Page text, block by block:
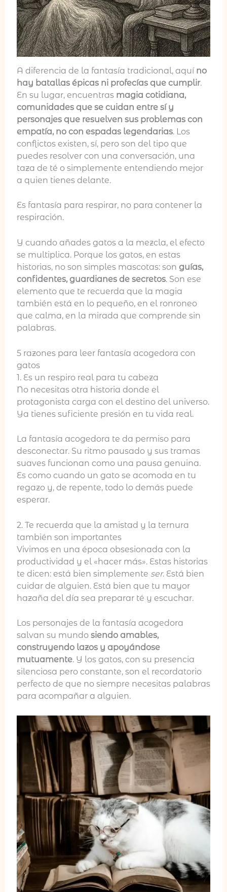
A diferencia de la fantasía tradicional, aquí no
hay batallas épicas ni profecías que cumplir.
En su lugar, encuentras magia cotidiana,
comunidades que se cuidan entre sí y
personajes que resuelven sus problemas con
empatía, no con espadas legendarias. Los
conflictos existen, sí, pero son del tipo que
puedes resolver con una conversación, una
taza de té o simplemente entendiendo mejor
a quien tienes delante.
Es fantasía para respirar, no para contener la
respiración.
Y cuando añades gatos a la mezcla, el efecto
se multiplica. Porque los gatos, en estas
historias, no son simples mascotas: son guías,
confidentes, guardianes de secretos. Son ese
elemento que te recuerda que la magia
también está en lo pequeño, en el ronroneo
que calma, en la mirada que comprende sin
palabras.
5 razones para leer fantasía acogedora con
gatos
1. Es un respiro real para tu cabeza
No necesitas otra historia donde el
protagonista carga con el destino del universo.
Ya tienes suficiente presión en tu vida real.
La fantasía acogedora te da permiso para
desconectar. Su ritmo pausado y sus tramas
suaves funcionan como una pausa genuina.
Es como cuando un gato se acomoda en tu
regazo y, de repente, todo lo demás puede
esperar.
2. Te recuerda que la amistad y la ternura
también son importantes
Vivimos en una época obsesionada con la
productividad y el «hacer más». Estas historias
te dicen: está bien simplemente ser. Está bien
cuidar de alguien. Está bien que tu mayor
hazaña del día sea preparar té y escuchar.
Los personajes de la fantasía acogedora
salvan su mundo siendo amables,
construyendo lazos y apoyándose
mutuamente. Y los gatos, con su presencia
silenciosa pero constante, son el recordatorio
perfecto de que no siempre necesitas palabras
para acompañar a alguien.